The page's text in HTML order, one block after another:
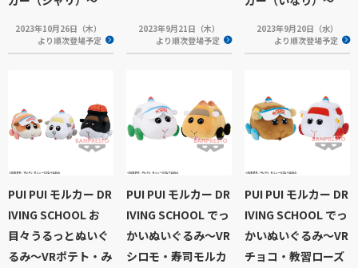
2023年10月26日（木）
より順次登場予定
2023年9月21日（木）
より順次登場予定
2023年9月20日（水）
より順次登場予定
PUI PUI モルカー DR
IVING SCHOOL お
目々うるっとぬいぐ
るみ～VRポテト・み
PUI PUI モルカー DR
IVING SCHOOL でっ
かいぬいぐるみ～VR
シロモ・寿司モルカ
PUI PUI モルカー DR
IVING SCHOOL でっ
かいぬいぐるみ～VR
チョコ・教習ローズ